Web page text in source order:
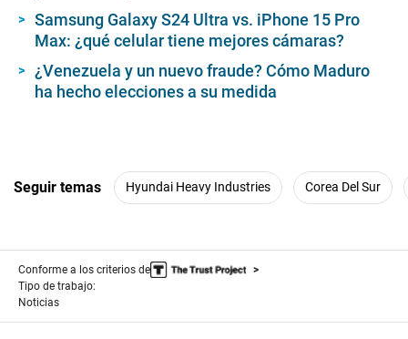
Samsung Galaxy S24 Ultra vs. iPhone 15 Pro
Max: ¿qué celular tiene mejores cámaras?
¿Venezuela y un nuevo fraude? Cómo Maduro
ha hecho elecciones a su medida
Seguir temas Hyundai Heavy Industries Corea Del Sur
Conforme a los criterios de
Tipo de trabajo:
Noticias